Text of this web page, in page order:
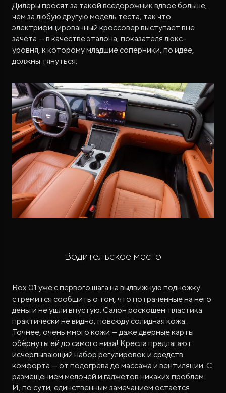
Дилеры просят за такой вседорожник вдвое больше,
чем за любую другую модель теста, так что
электрифицированный кроссовер выступает вне
зачёта — в качестве эталона, показателя люкс-
уровня, к которому младшие соперники, по идее,
должны тянуться.
Водительское место
Rox 01 уже с первого шага на выдвижную подножку
стремится сообщить о том, что потраченные на него
деньги не ушли впустую. Салон роскошен: пластика
практически не видно, повсюду солидная кожа.
Точнее, очень много кожи — даже дверные карты
обёрнуты ей до самого низа! Кресла предлагают
исчерпывающий набор регулировок и средств
комфорта — от подогрева до массажа и вентиляции. С
размещением мелочей и гаджетов никаких проблем.
И, по сути, единственным замечанием остаётся